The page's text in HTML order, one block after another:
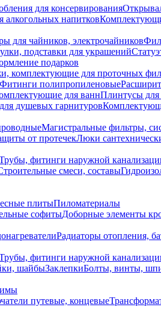
для консервирования
алкогольных напитков
для чайников, электрочайников
подставки для украшений
подарков
комплектующие для проточных
Фитинги полипропиленовые
для ваннПлинтусы для
душевых гарнитуров
Магистральные фильтры,
от протечекЛюки
фитинги наружной
смеси, составы
плитыПиломатериалы
софитыДоборные элементы
Радиаторы отопления,
фитинги наружной
шайбыЗаклепкиБолты, винты,
путевые, концевые